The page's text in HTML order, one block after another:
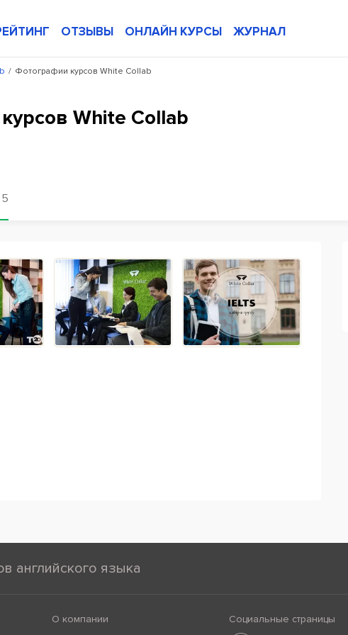
ОТЗЫВЫ ОНЛАЙН КУРСЫ ЖУРНАЛ
/ Фотографии курсов White Collab
White Collab
5
английского языка
О компании Социальные страницы